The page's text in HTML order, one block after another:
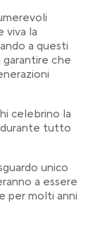
viva la
a questi
che
celebrino la
durante tutto
unico
a essere
per molti anni